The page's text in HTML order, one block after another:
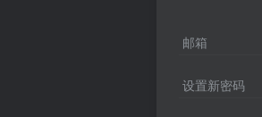
邮箱
设置新密码